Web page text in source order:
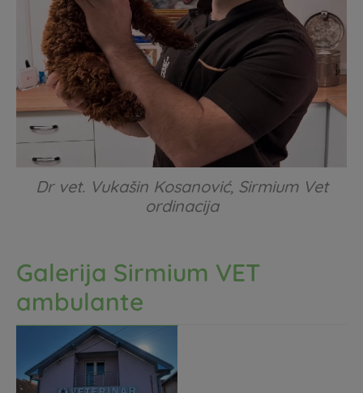
Dr vet. Vukašin Kosanović, Sirmium Vet
ordinacija
Galerija Sirmium VET
ambulante